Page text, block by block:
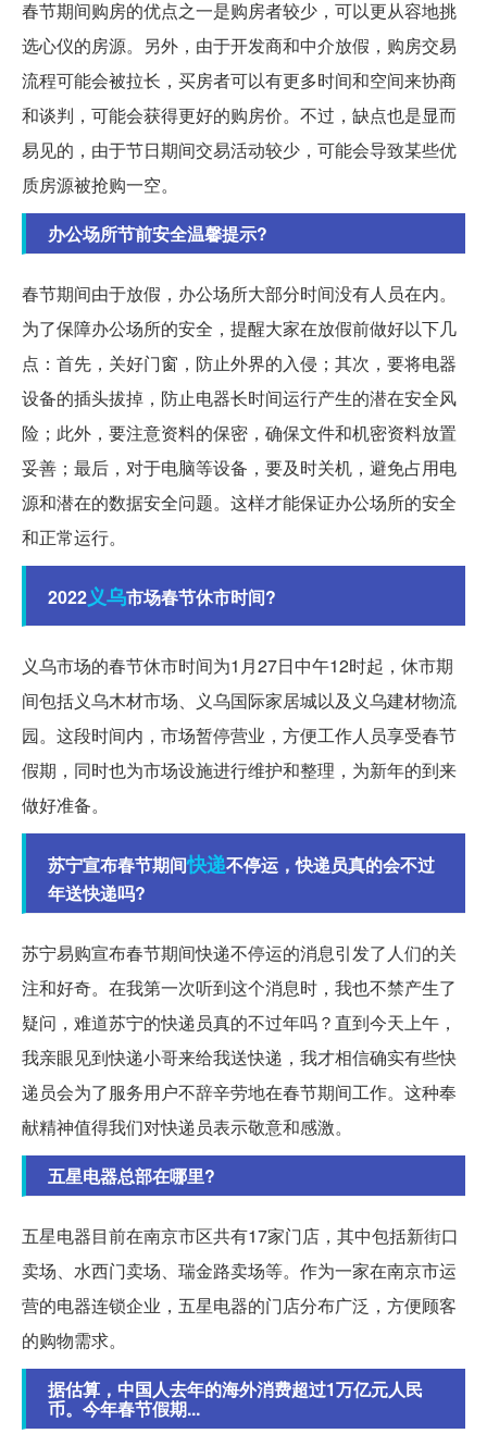
春节期间购房的优点之一是购房者较少，可以更从容地挑
选心仪的房源。另外，由于开发商和中介放假，购房交易
流程可能会被拉长，买房者可以有更多时间和空间来协商
和谈判，可能会获得更好的购房价。不过，缺点也是显而
易见的，由于节日期间交易活动较少，可能会导致某些优
质房源被抢购一空。
办公场所节前安全温馨提示?
春节期间由于放假，办公场所大部分时间没有人员在内。
为了保障办公场所的安全，提醒大家在放假前做好以下几
点：首先，关好门窗，防止外界的入侵；其次，要将电器
设备的插头拔掉，防止电器长时间运行产生的潜在安全风
险；此外，要注意资料的保密，确保文件和机密资料放置
妥善；最后，对于电脑等设备，要及时关机，避免占用电
源和潜在的数据安全问题。这样才能保证办公场所的安全
和正常运行。
2022义乌市场春节休市时间?
义乌市场的春节休市时间为1月27日中午12时起，休市期
间包括义乌木材市场、义乌国际家居城以及义乌建材物流
园。这段时间内，市场暂停营业，方便工作人员享受春节
假期，同时也为市场设施进行维护和整理，为新年的到来
做好准备。
苏宁宣布春节期间快递不停运，快递员真的会不过
年送快递吗?
苏宁易购宣布春节期间快递不停运的消息引发了人们的关
注和好奇。在我第一次听到这个消息时，我也不禁产生了
疑问，难道苏宁的快递员真的不过年吗？直到今天上午，
我亲眼见到快递小哥来给我送快递，我才相信确实有些快
递员会为了服务用户不辞辛劳地在春节期间工作。这种奉
献精神值得我们对快递员表示敬意和感激。
五星电器总部在哪里?
五星电器目前在南京市区共有17家门店，其中包括新街口
卖场、水西门卖场、瑞金路卖场等。作为一家在南京市运
营的电器连锁企业，五星电器的门店分布广泛，方便顾客
的购物需求。
据估算，中国人去年的海外消费超过1万亿元人民
币。今年春节假期...